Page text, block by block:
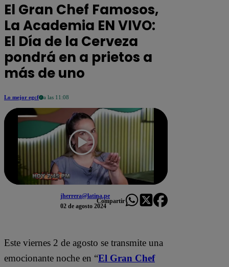
El Gran Chef Famosos,
La Academia EN VIVO:
El Día de la Cerveza
pondrá en a prietos a
más de uno
Lo mejor egcf a las 11:08
jherrera@latina.pe
02 de agosto 2024
Compartir
Este viernes 2 de agosto se transmite una
emocionante noche en “El Gran Chef